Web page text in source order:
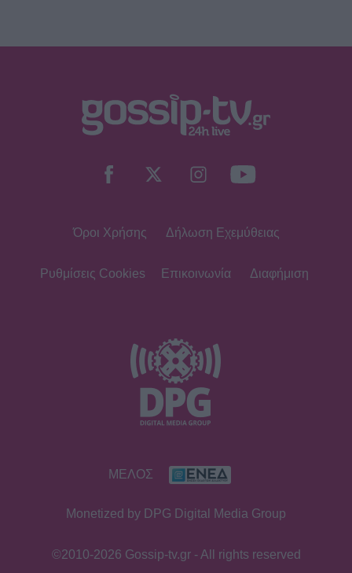
Όροι Χρήσης Δήλωση Εχεμύθειας
Ρυθμίσεις Cookies Επικοινωνία Διαφήμιση
ΜΕΛΟΣ
Monetized by DPG Digital Media Group
©2010-2026 Gossip-tv.gr - All rights reserved